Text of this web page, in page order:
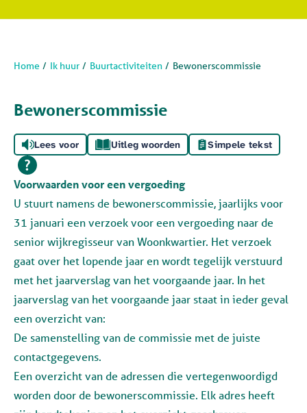
Home Ik huur Buurtactiviteiten Bewonerscommissie
Bewonerscommissie
Lees voor Uitleg woorden Simpele tekst
Voorwaarden voor een vergoeding
U stuurt namens de bewonerscommissie, jaarlijks voor
31 januari een verzoek voor een vergoeding naar de
senior wijkregisseur van Woonkwartier. Het verzoek
gaat over het lopende jaar en wordt tegelijk verstuurd
met het jaarverslag van het voorgaande jaar. In het
jaarverslag van het voorgaande jaar staat in ieder geval
een overzicht van:
De samenstelling van de commissie met de juiste
contactgegevens.
Een overzicht van de adressen die vertegenwoordigd
worden door de bewonerscommissie. Elk adres heeft